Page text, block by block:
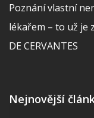
Poznání vlastní
lékařem – to už je
DE CERVANTES
Nejnovější